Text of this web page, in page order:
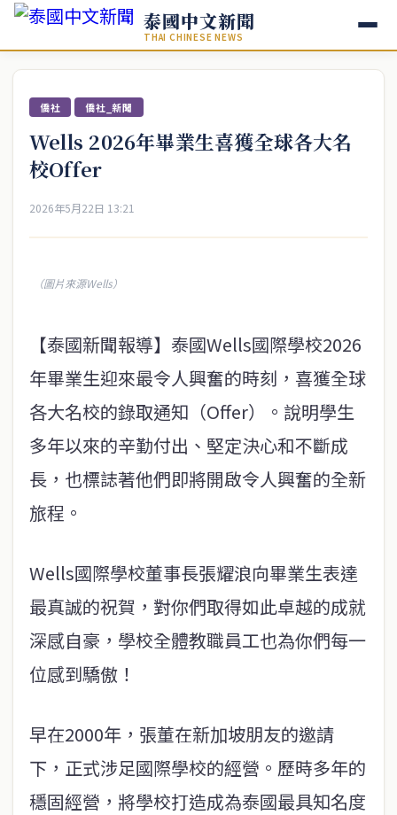
泰國中文新聞
THAI CHINESE NEWS
僑社 僑社_新聞
Wells 2026年畢業生喜獲全球各大名
校Offer
2026年5月22日 13:21
（圖片來源Wells）
【泰國新聞報導】泰國Wells國際學校2026
年畢業生迎來最令人興奮的時刻，喜獲全球
各大名校的錄取通知（Offer）。說明學生
多年以來的辛勤付出、堅定決心和不斷成
長，也標誌著他們即將開啟令人興奮的全新
旅程。
Wells國際學校董事長張耀浪向畢業生表達
最真誠的祝賀，對你們取得如此卓越的成就
深感自豪，學校全體教職員工也為你們每一
位感到驕傲！
早在2000年，張董在新加坡朋友的邀請
下，正式涉足國際學校的經營。歷時多年的
穩固經營，將學校打造成為泰國最具知名度